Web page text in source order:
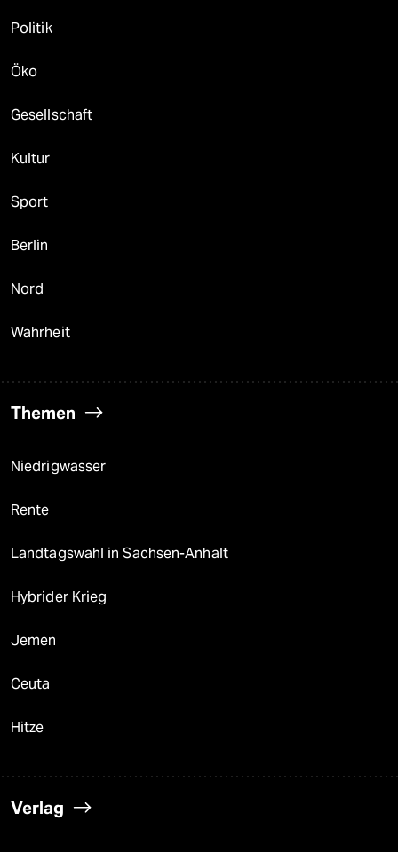
Politik
Öko
Gesellschaft
Kultur
Sport
Berlin
Nord
Wahrheit
Themen
Niedrigwasser
Rente
Landtagswahl in Sachsen-Anhalt
Hybrider Krieg
Jemen
Ceuta
Hitze
Verlag